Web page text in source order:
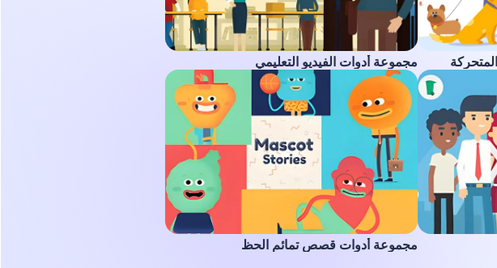
مجموعة أدوات الفيديو التعليمي
مجموعة أدوات قصص تمائم الحظ